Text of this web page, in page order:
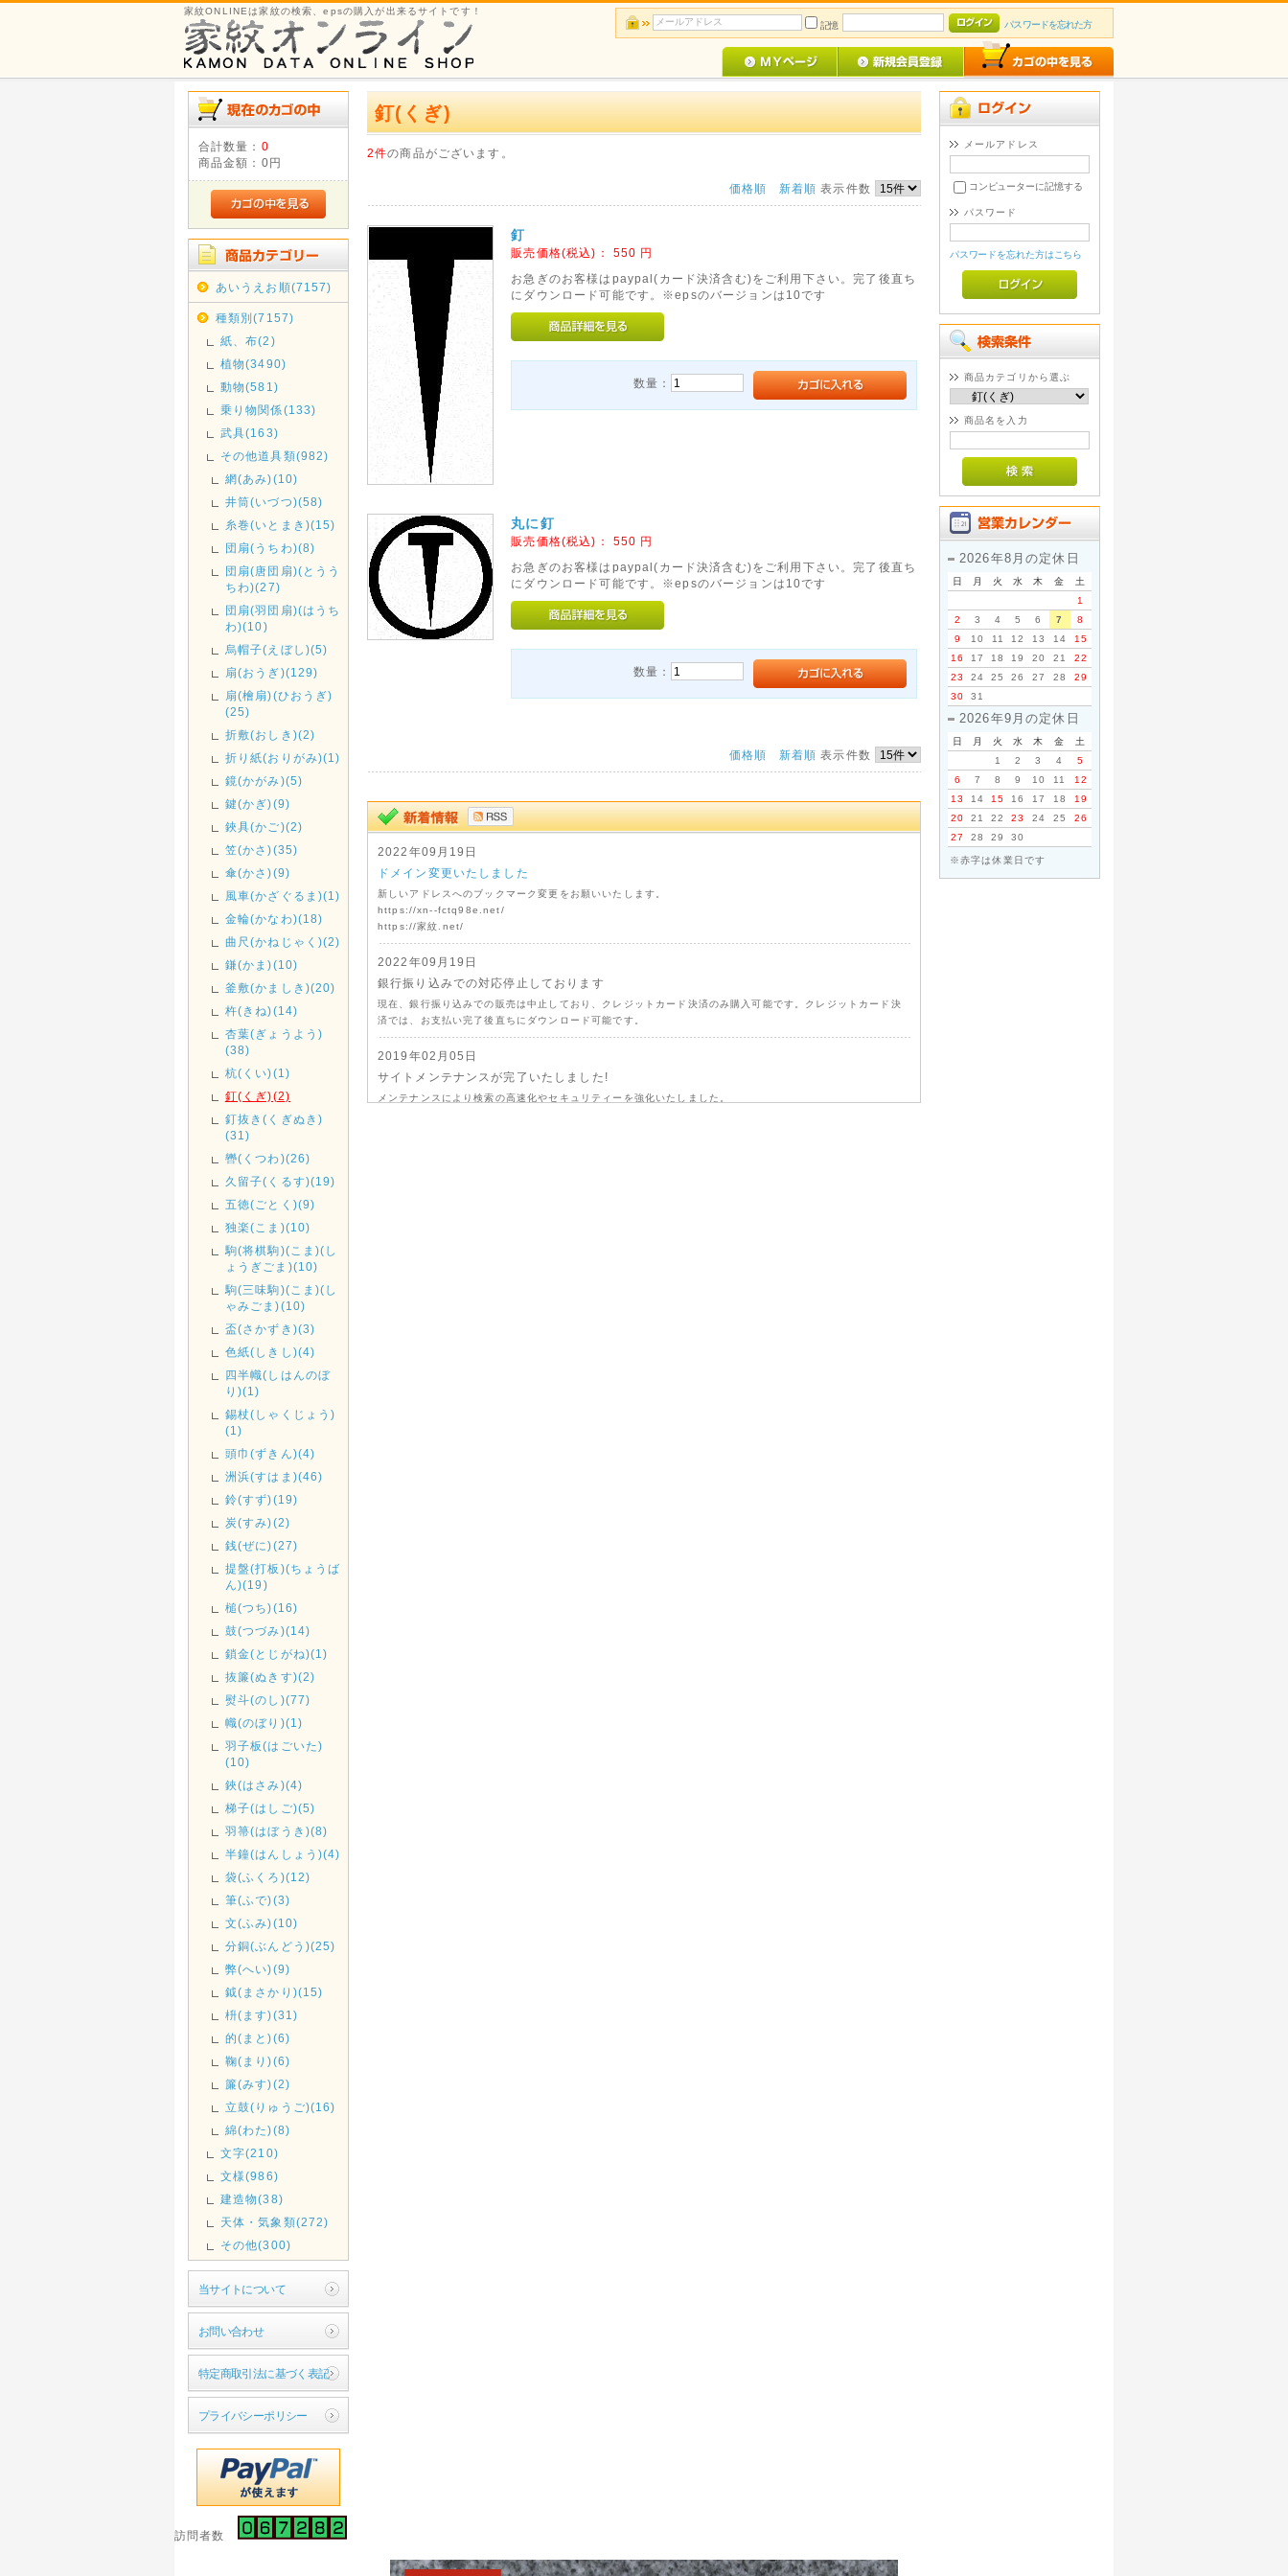
家紋ONLINEは家紋の検索、epsの購入が出来るサイトです！
記憶
パスワードを忘れた方
合計数量： 0
商品金額： 0円
あいうえお順(7157)
種類別(7157)
紙、布(2)
植物(3490)
動物(581)
乗り物関係(133)
武具(163)
その他道具類(982)
網(あみ)(10)
井筒(いづつ)(58)
糸巻(いとまき)(15)
団扇(うちわ)(8)
団扇(唐団扇)(とうう
ちわ)(27)
団扇(羽団扇)(はうち
わ)(10)
烏帽子(えぼし)(5)
扇(おうぎ)(129)
扇(檜扇)(ひおうぎ)
(25)
折敷(おしき)(2)
折り紙(おりがみ)(1)
鏡(かがみ)(5)
鍵(かぎ)(9)
鋏具(かご)(2)
笠(かさ)(35)
傘(かさ)(9)
風車(かざぐるま)(1)
金輪(かなわ)(18)
曲尺(かねじゃく)(2)
鎌(かま)(10)
釜敷(かましき)(20)
杵(きね)(14)
杏葉(ぎょうよう)
(38)
杭(くい)(1)
釘(くぎ)(2)
釘抜き(くぎぬき)
(31)
轡(くつわ)(26)
久留子(くるす)(19)
五徳(ごとく)(9)
独楽(こま)(10)
駒(将棋駒)(こま)(し
ょうぎごま)(10)
駒(三味駒)(こま)(し
ゃみごま)(10)
盃(さかずき)(3)
色紙(しきし)(4)
四半幟(しはんのぼ
り)(1)
錫杖(しゃくじょう)
(1)
頭巾(ずきん)(4)
洲浜(すはま)(46)
鈴(すず)(19)
炭(すみ)(2)
銭(ぜに)(27)
提盤(打板)(ちょうば
ん)(19)
槌(つち)(16)
鼓(つづみ)(14)
鎖金(とじがね)(1)
抜簾(ぬきす)(2)
熨斗(のし)(77)
幟(のぼり)(1)
羽子板(はごいた)
(10)
鋏(はさみ)(4)
梯子(はしご)(5)
羽箒(はぼうき)(8)
半鐘(はんしょう)(4)
袋(ふくろ)(12)
筆(ふで)(3)
文(ふみ)(10)
分銅(ぶんどう)(25)
弊(へい)(9)
鉞(まさかり)(15)
枡(ます)(31)
的(まと)(6)
鞠(まり)(6)
簾(みす)(2)
立鼓(りゅうご)(16)
綿(わた)(8)
文字(210)
文様(986)
建造物(38)
天体・気象類(272)
その他(300)
当サイトについて
お問い合わせ
特定商取引法に基づく表記
プライバシーポリシー
訪問者数
釘(くぎ)
2件の商品がございます。
価格順 新着順 表示件数
釘
販売価格(税込)： 550 円
お急ぎのお客様はpaypal(カード決済含む)をご利用下さい。完了後直ち
にダウンロード可能です。※epsのバージョンは10です
数量：
丸に釘
販売価格(税込)： 550 円
お急ぎのお客様はpaypal(カード決済含む)をご利用下さい。完了後直ち
にダウンロード可能です。※epsのバージョンは10です
数量：
価格順 新着順 表示件数
2022年09月19日
ドメイン変更いたしました
新しいアドレスへのブックマーク変更をお願いいたします。
https://xn--fctq98e.net/
https://家紋.net/
2022年09月19日
銀行振り込みでの対応停止しております
現在、銀行振り込みでの販売は中止しており、クレジットカード決済のみ購入可能です。クレジットカード決
済では、お支払い完了後直ちにダウンロード可能です。
2019年02月05日
サイトメンテナンスが完了いたしました!
メンテナンスにより検索の高速化やセキュリティーを強化いたしました。
メールアドレス
コンピューターに記憶する
パスワード
パスワードを忘れた方はこちら
商品カテゴリから選ぶ
商品名を入力
2026年8月の定休日
日 月 火 水 木 金
土
1
2
3 4 5 6 7
8
9
10 11 12 13 14
15
16
17 18 19 20 21
22
23
24 25 26 27 28
29
30
31
2026年9月の定休日
日 月 火 水 木 金
土
1
2 3 4
5
6
7 8 9 10 11
12
13
14 15 16 17 18
19
20
21 22 23 24 25
26
27
28 29 30
※赤字は休業日です